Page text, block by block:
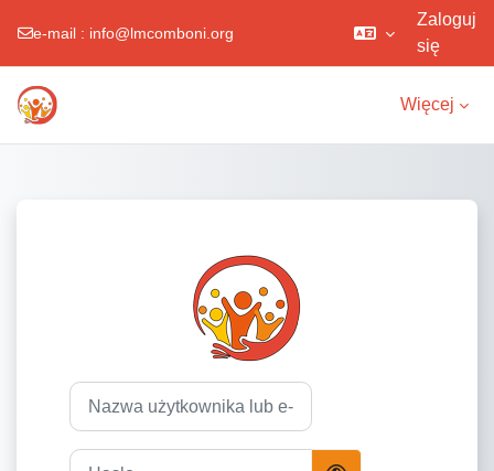
e-mail : info@lmcomboni.org
Zaloguj
się
Więcej
Zaloguj do LMC
Nazwa użytkownika lub e-mail
Hasło